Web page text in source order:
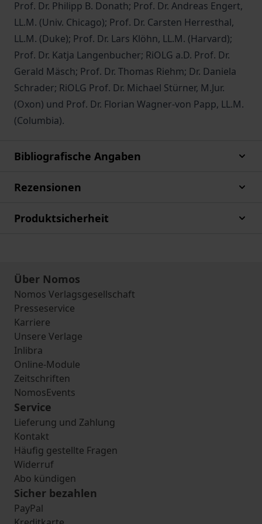
Prof. Dr. Philipp B. Donath; Prof. Dr. Andreas Engert,
LL.M. (Univ. Chicago); Prof. Dr. Carsten Herresthal,
LL.M. (Duke); Prof. Dr. Lars Klöhn, LL.M. (Harvard);
Prof. Dr. Katja Langenbucher; RiOLG a.D. Prof. Dr.
Gerald Mäsch; Prof. Dr. Thomas Riehm; Dr. Daniela
Schrader; RiOLG Prof. Dr. Michael Stürner, M.Jur.
(Oxon) und Prof. Dr. Florian Wagner-von Papp, LL.M.
(Columbia).
Bibliografische Angaben
Rezensionen
Produktsicherheit
Über Nomos
Nomos Verlagsgesellschaft
Presseservice
Karriere
Unsere Verlage
Inlibra
Online-Module
Zeitschriften
NomosEvents
Service
Lieferung und Zahlung
Kontakt
Häufig gestellte Fragen
Widerruf
Abo kündigen
Sicher bezahlen
PayPal